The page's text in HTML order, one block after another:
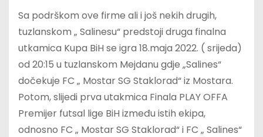
Sa podrškom ove firme ali i još nekih drugih,
tuzlanskom „ Salinesu“ predstoji druga finalna
utkamica Kupa BiH se igra 18.maja 2022. ( srijeda)
od 20:15 u tuzlanskom Mejdanu gdje „Salines“
dočekuje FC „ Mostar SG Staklorad“ iz Mostara.
Potom, slijedi prva utakmica Finala PLAY OFFA
Premijer futsal lige BiH između istih ekipa,
odnosno FC „ Mostar SG Staklorad“ i FC „ Salines“